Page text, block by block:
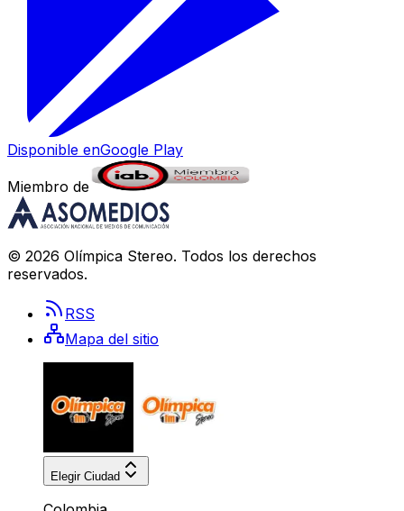
Disponible enGoogle Play
Miembro de
© 2026 Olímpica Stereo. Todos los derechos
reservados.
RSS
Mapa del sitio
Elegir Ciudad